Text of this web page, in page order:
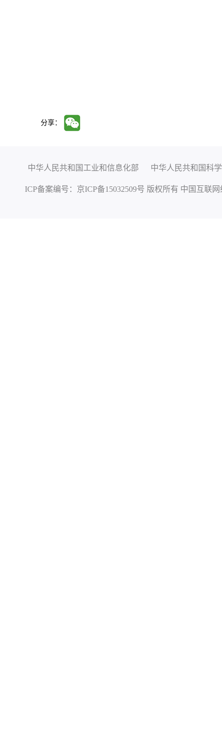
分享：
中华人民共和国工业和信息化部 中华人民共和国科
ICP备案编号： 京ICP备15032509号 版权所有 中国互联